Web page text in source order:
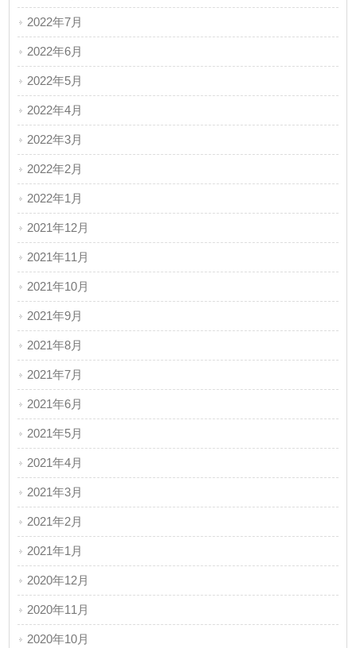
2022年7月
2022年6月
2022年5月
2022年4月
2022年3月
2022年2月
2022年1月
2021年12月
2021年11月
2021年10月
2021年9月
2021年8月
2021年7月
2021年6月
2021年5月
2021年4月
2021年3月
2021年2月
2021年1月
2020年12月
2020年11月
2020年10月